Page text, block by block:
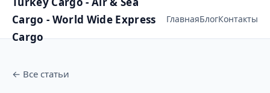
Cargo - World Wide Express
Cargo
ГлавнаяБлогКонтакты
← Все статьи